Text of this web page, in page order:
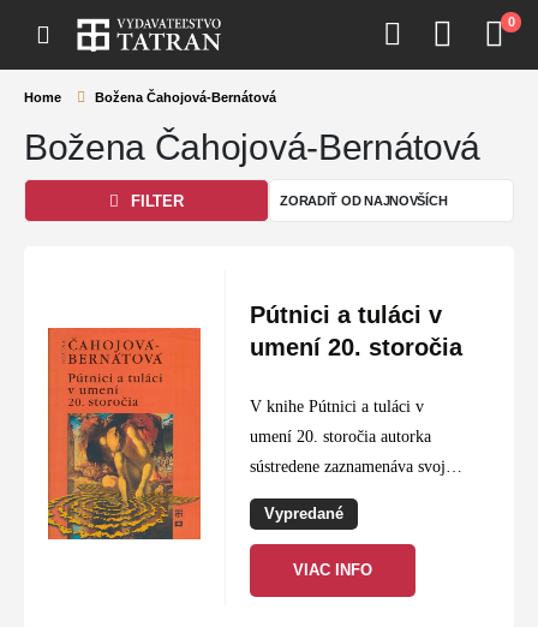
0
Home Božena Čahojová-Bernátová
Božena Čahojová-Bernátová
FILTER
Pútnici a tuláci v
umení 20. storočia
V knihe Pútnici a tuláci v
umení 20. storočia autorka
sústredene zaznamenáva svoje
poznatky o tendenciách
moderny a postmoderny v
Vypredané
VIAC INFO